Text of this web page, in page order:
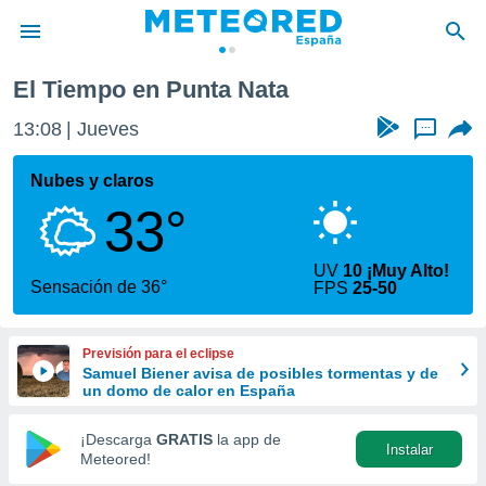
de
por
que se
calidad.
a este
las
y
forma
digital
basada
El Tiempo en Punta Nata
13:08 Jueves ...
Nubes y claros
33°
Sensación de 36°
UV 10 ¡Muy Alto!
FPS25-50
Previsión para el eclipse
Samuel Biener avisa de posibles tormentas y de
un domo de calor en España
¡Descarga GRATIS la app de
Meteored!
Instalar